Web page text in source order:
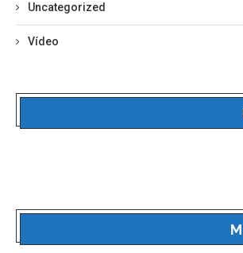
Uncategorized
Vídeo